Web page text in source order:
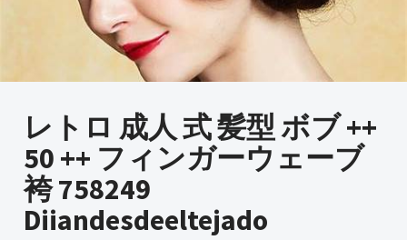
レトロ 成人 式 髪型 ボブ ++
50 ++ フィンガーウェーブ
袴 758249
Diiandesdeeltejado